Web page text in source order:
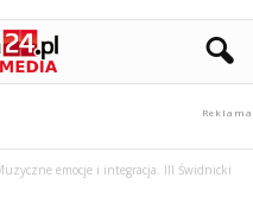
emocje i integracja. III Świdnicki